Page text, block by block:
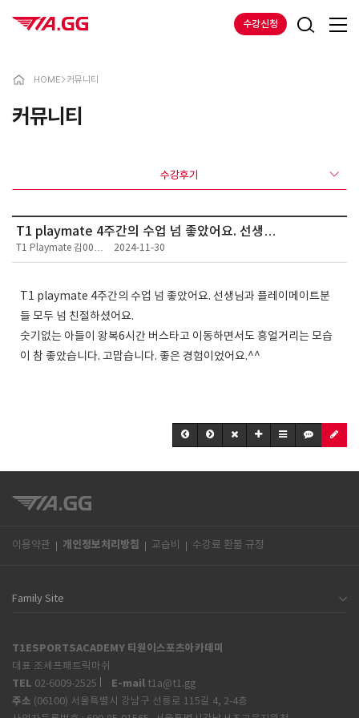
수강신청
HOME>커뮤니티
커뮤니티
수강후기
T1 playmate 4주간의 수업 넘 좋았어요. 선생…
T1 Playmate 김00… 2024-11-30
T1 playmate 4주간의 수업 넘 좋았어요. 선생님과 플레이메이트분
들 모두 넘 친절하셨어요.
숫기없는 아들이 왕복6시간 버스타고 이동하면서도 흥얼거리는 모습
이 참 좋았습니다. 고맙습니다. 좋은 경험이었어요.^^
이용약관 개인정보처리방침 교습비 수강료 환불 규정
T1ESPORTSACADEMY 티원이스포츠아카데미
대표 조세프패트릭마쉬
TEL 02-6009-2525 E-mail t1a@t1.gg
주소 (06100) 서울특별시 강남구 선릉로 115길 4, 2-4층